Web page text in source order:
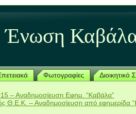
Ένωση
Φωτογραφίες Διοικητικό
– Αναδημοσίευση Εφημ. “Καβάλα”
Θ.Ε.Κ. – Αναδημοσίευση από εφημερίδα